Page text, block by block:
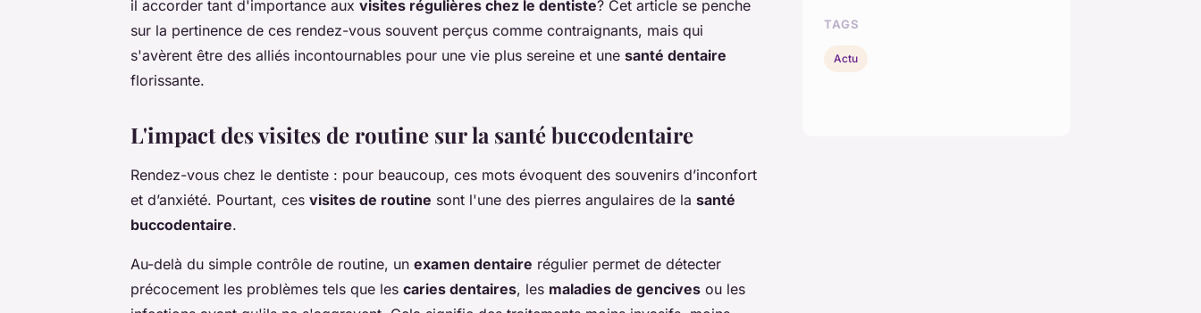
il accorder tant d'importance aux visites régulières chez le dentiste? Cet article se penche
sur la pertinence de ces rendez-vous souvent perçus comme contraignants, mais qui
s'avèrent être des alliés incontournables pour une vie plus sereine et une santé dentaire
florissante.
L'impact des visites de routine sur la santé buccodentaire
Rendez-vous chez le dentiste : pour beaucoup, ces mots évoquent des souvenirs d’inconfort
et d’anxiété. Pourtant, ces visites de routine sont l'une des pierres angulaires de la santé
buccodentaire.
Au-delà du simple contrôle de routine, un examen dentaire régulier permet de détecter
précocement les problèmes tels que les caries dentaires, les maladies de gencives ou les
TAGS
Actu